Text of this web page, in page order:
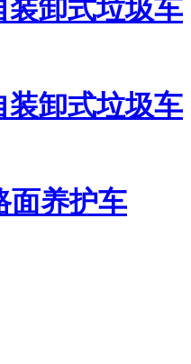
装卸式垃圾车
装卸式垃圾车
面养护车